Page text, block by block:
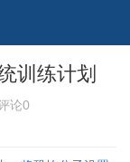
训练计划
论0